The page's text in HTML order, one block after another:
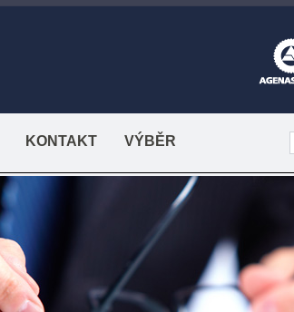
KONTAKT VÝBĚR